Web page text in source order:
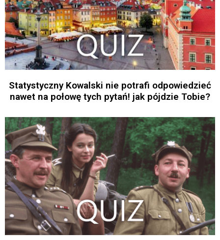
Statystyczny Kowalski nie potrafi odpowiedzieć
nawet na połowę tych pytań! jak pójdzie Tobie?